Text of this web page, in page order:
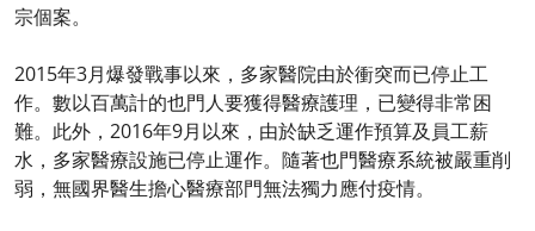
宗個案。
2015年3月爆發戰事以來，多家醫院由於衝突而已停止工
作。數以百萬計的也門人要獲得醫療護理，已變得非常困
難。此外，2016年9月以來，由於缺乏運作預算及員工薪
水，多家醫療設施已停止運作。隨著也門醫療系統被嚴重削
弱，無國界醫生擔心醫療部門無法獨力應付疫情。